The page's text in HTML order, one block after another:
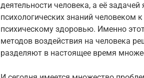
деятельности человека, а её
психологических знаний человеком
психическому здоровью. Именно
методов воздействия на человека
разделяют в настоящее время